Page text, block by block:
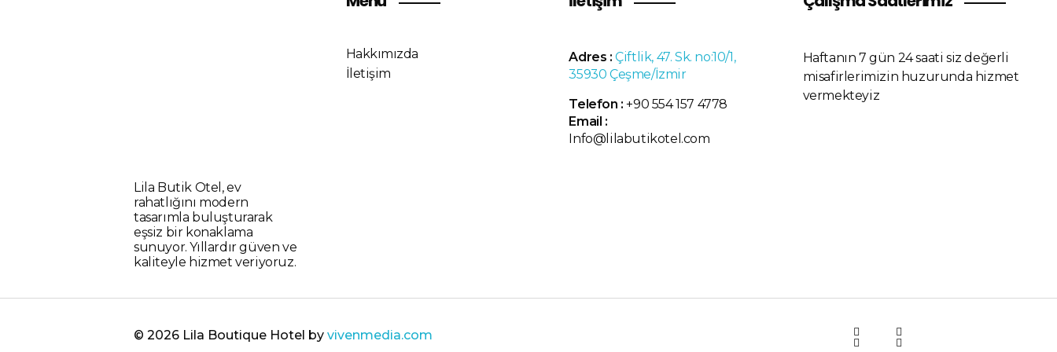
Lila Butik Otel, ev
rahatlığını modern
tasarımla buluşturarak
eşsiz bir konaklama
sunuyor. Yıllardır güven ve
kaliteyle hizmet veriyoruz.
Hakkımızda
İletişim
Adres : Çiftlik, 47. Sk. no:10/1,
35930 Çeşme/İzmir
Telefon : +90 554 157 4778
Email :
Info@lilabutikotel.com
Haftanın 7 gün 24 saati siz değerli
misafirlerimizin huzurunda hizmet
vermekteyiz
© 2026 Lila Boutique Hotel by vivenmedia.com